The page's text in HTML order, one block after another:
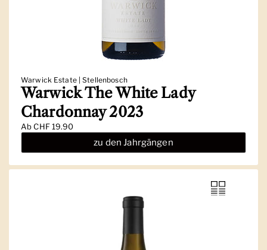
Warwick Estate | Stellenbosch
Warwick The White Lady
Chardonnay 2023
AbCHF 19.90
zu den Jahrgängen